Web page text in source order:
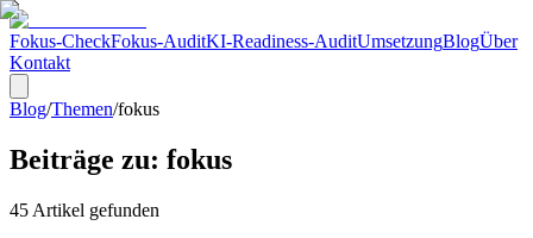
Fokus-CheckFokus-AuditKI-Readiness-AuditUmsetzungBlogÜber
Kontakt
Blog/Themen/fokus
Beiträge zu: fokus
45 Artikel gefunden